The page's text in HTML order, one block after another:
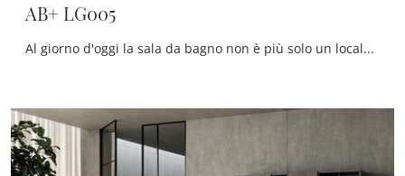
AB+ LG005
Al giorno d'oggi la sala da bagno non è più solo un locale di servizio, al contrario al suo arredo viene dedicata la medesima cura degli altri locali ...